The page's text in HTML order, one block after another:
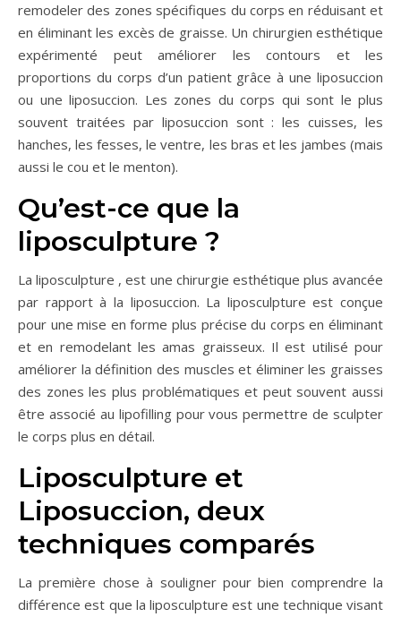
remodeler des zones spécifiques du corps en réduisant et
en éliminant les excès de graisse. Un chirurgien esthétique
expérimenté peut améliorer les contours et les
proportions du corps d’un patient grâce à une liposuccion
ou une liposuccion. Les zones du corps qui sont le plus
souvent traitées par liposuccion sont : les cuisses, les
hanches, les fesses, le ventre, les bras et les jambes (mais
aussi le cou et le menton).
Qu’est-ce que la
liposculpture ?
La liposculpture , est une chirurgie esthétique plus avancée
par rapport à la liposuccion. La liposculpture est conçue
pour une mise en forme plus précise du corps en éliminant
et en remodelant les amas graisseux. Il est utilisé pour
améliorer la définition des muscles et éliminer les graisses
des zones les plus problématiques et peut souvent aussi
être associé au lipofilling pour vous permettre de sculpter
le corps plus en détail.
Liposculpture et
Liposuccion, deux
techniques comparés
La première chose à souligner pour bien comprendre la
différence est que la liposculpture est une technique visant